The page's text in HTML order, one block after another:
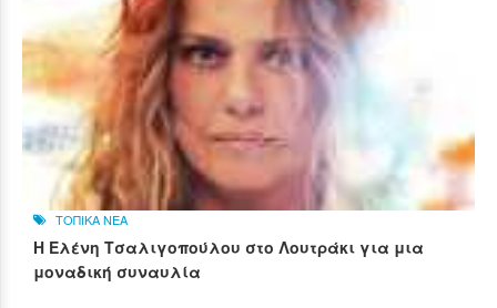
ΤΟΠΙΚΑ ΝΕΑ
Η Ελένη Τσαλιγοπούλου στο Λουτράκι για μια
μοναδική συναυλία